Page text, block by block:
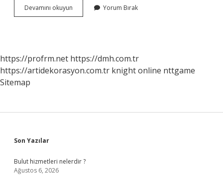
Devamını okuyun
Çikolata
Yorum Bırak
https://profrm.net https://dmh.com.tr
https://artidekorasyon.com.tr knight online nttgame
Sitemap
Sidebar
Son Yazılar
Bulut hizmetleri nelerdir ?
Ağustos 6, 2026